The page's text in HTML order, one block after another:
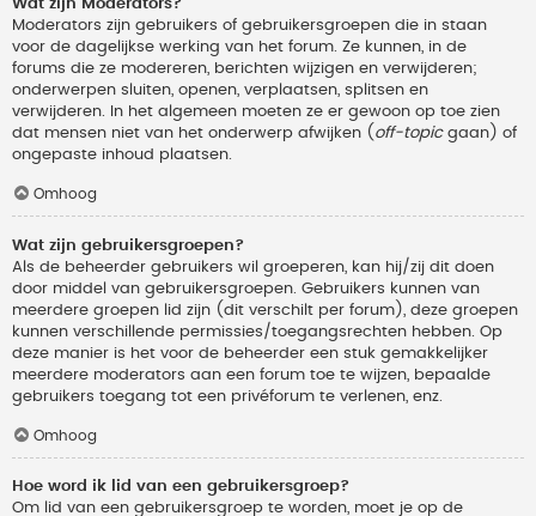
Moderators zijn gebruikers of gebruikersgroepen die in staan
voor de dagelijkse werking van het forum. Ze kunnen, in de
forums die ze modereren, berichten wijzigen en verwijderen;
onderwerpen sluiten, openen, verplaatsen, splitsen en
verwijderen. In het algemeen moeten ze er gewoon op toe zien
dat mensen niet van het onderwerp afwijken ( off-topicgaan) of
ongepaste inhoud plaatsen.
Omhoog
Wat zijn gebruikersgroepen?
Als de beheerder gebruikers wil groeperen, kan hij/zij dit doen
door middel van gebruikersgroepen. Gebruikers kunnen van
meerdere groepen lid zijn (dit verschilt per forum), deze groepen
kunnen verschillende permissies/toegangsrechten hebben. Op
deze manier is het voor de beheerder een stuk gemakkelijker
meerdere moderators aan een forum toe te wijzen, bepaalde
gebruikers toegang tot een privéforum te verlenen, enz.
Omhoog
Hoe word ik lid van een gebruikersgroep?
Om lid van een gebruikersgroep te worden, moet je op de